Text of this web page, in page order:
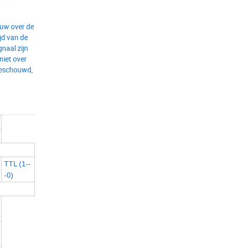
over de
van de
zijn
over
TTL (1--
-0)